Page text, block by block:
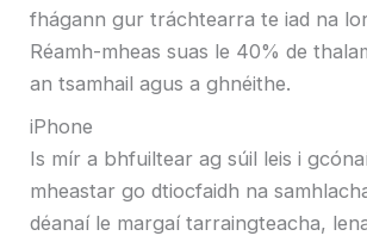
fhágann gur tráchtearra te iad na
Réamh-mheas suas le 40% de
an tsamhail agus a ghnéithe.
iPhone
Is mír a bhfuiltear ag súil leis i
mheastar go dtiocfaidh na
déanaí le margaí tarraingteacha,